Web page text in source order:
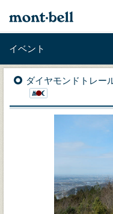
イベント
ダイヤモンドトレー